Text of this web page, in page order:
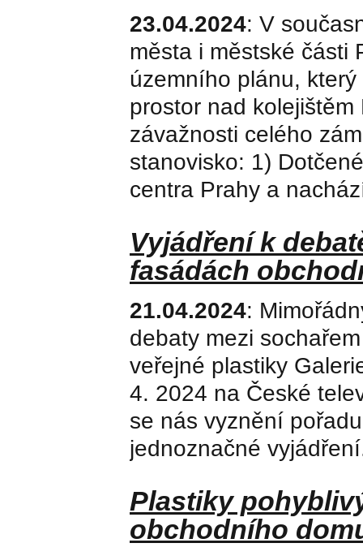
23.04.2024: V
města i městské části
územního plánu,
prostor nad
závažnosti celého
stanovisko: 1)
centra Prahy a
Vyjádření k
fasádách
21.04.2024:
debaty mezi
veřejné plastiky
4. 2024 na České
se nás vyznění
jednoznačné
Plastiky
obchodního